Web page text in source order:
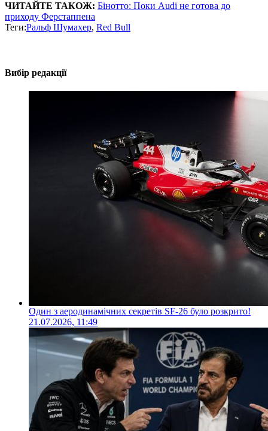
ЧИТАЙТЕ ТАКОЖ: Бінотто: Поки Audi не готова до
приходу Ферстаппена
Теги:Ральф Шумахер, Red Bull
Вибір редакції
Один з аеродинамічних секретів SF-26 було розкрито!
21.07.2026, 11:49